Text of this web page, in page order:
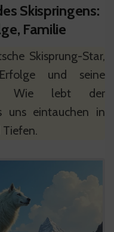
Skispringens:
Familie
Skisprung-Star,
und seine
Wie lebt der
uns eintauchen in